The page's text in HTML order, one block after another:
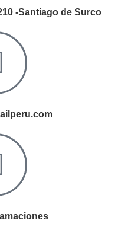
-Santiago de Surco